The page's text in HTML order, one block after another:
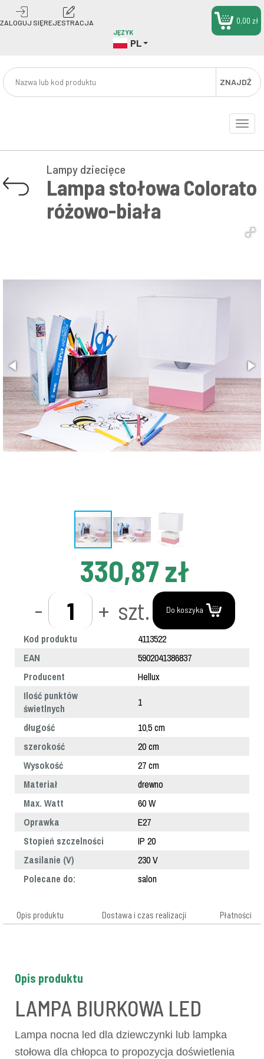
ZALOGUJ SIĘREJESTRACJA
JĘZYK
PL
ZNAJDŹ
0,00 zł
Toggle
Lampy dziecięce
Lampa stołowa Colorato
różowo-biała
330,87 zł
- + szt. Do koszyka
Kod produktu
4113522
EAN
5902041386837
Producent
Hellux
Ilość punktów
świetlnych
1
długość
10,5 cm
szerokość
20 cm
Wysokość
27 cm
Materiał
drewno
Max. Watt
60 W
Oprawka
E27
Stopień szczelności
IP 20
Zasilanie (V)
230 V
Polecane do:
salon
Opis produktu Dostawa i czas realizacji Płatności
Opis produktu
LAMPA BIURKOWA LED
Lampa nocna led dla dziewczynki lub lampka
stołowa dla chłopca to propozycja doświetlenia